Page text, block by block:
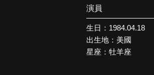
演員
生日：1984.04.18
出生地：美國
星座：牡羊座